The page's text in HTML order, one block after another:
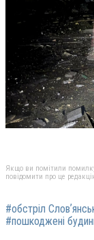
Якщо ви помітили
повідомити про це
#обстріл
#пошкоджені